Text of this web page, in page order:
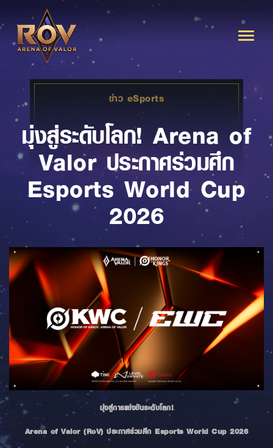
ข่าว eSports
มุ่งสู่ระดับโลก! Arena of
Valor ประกาศร่วมศึก
Esports World Cup
2026
มุ่งสู่การแข่งขันระดับโลก!
Arena of Valor (RoV) ประกาศร่วมศึก Esports World Cup 2026